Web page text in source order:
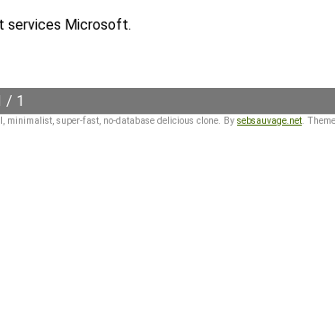
services Microsoft.
/ 1
minimalist, super-fast, no-database delicious clone. By sebsauvage.net.